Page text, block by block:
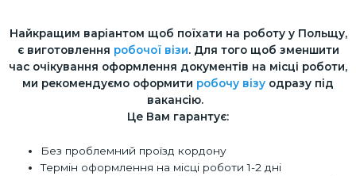
Найкращим варіантом щоб поїхати на роботу у Польщу,
є виготовлення робочої візи. Для того щоб зменшити
час очікування оформлення документів на місці роботи,
ми рекомендуємо оформити робочу візу одразу під
вакансію.
Це Вам гарантує:
Без проблемний проїзд кордону
Термін оформлення на місці роботи 1-2 дні